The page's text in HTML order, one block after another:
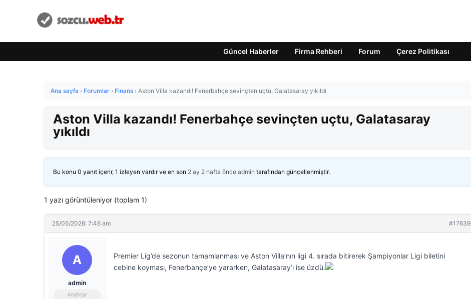
Güncel Haberler Firma Rehberi Forum Çerez Politikası
Ana sayfa › Forumlar › Finans › Aston Villa kazandı! Fenerbahçe sevinçten uçtu, Galatasaray yıkıldı
Aston Villa kazandı! Fenerbahçe sevinçten uçtu, Galatasaray
yıkıldı
Bu konu 0 yanıt içerir, 1 izleyen vardır ve en son 2 ay 2 hafta önce admin tarafından güncellenmiştir.
1 yazı görüntüleniyor (toplam 1)
25/05/2026: 7:46 am #17639
A
admin
Anahtar
Premier Lig’de sezonun tamamlanması ve Aston Villa’nın ligi 4. sırada bitirerek Şampiyonlar Ligi biletini
cebine koyması, Fenerbahçe’ye yararken, Galatasaray’ı ise üzdü.